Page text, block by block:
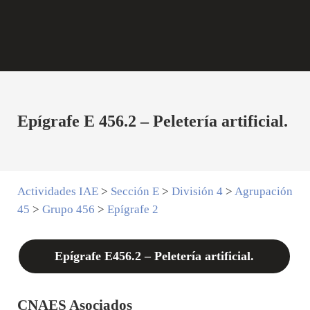
Epígrafe E 456.2 – Peletería artificial.
Actividades IAE> Sección E> División 4> Agrupación
45 > Grupo 456 > Epígrafe 2
Epígrafe E456.2 – Peletería artificial.
CNAES Asociados